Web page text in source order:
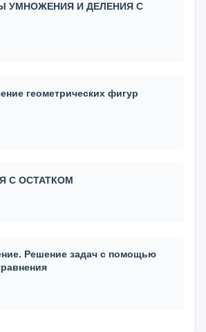
УМНОЖЕНИЯ И ДЕЛЕНИЯ С
геометрических фигур
С ОСТАТКОМ
Решение задач с помощью